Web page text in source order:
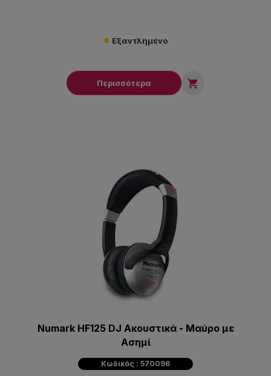
Εξαντλημένο
Περισσότερα 
Numark HF125 DJ Ακουστικά - Μαύρο με
Ασημί
Κωδικός : 570096